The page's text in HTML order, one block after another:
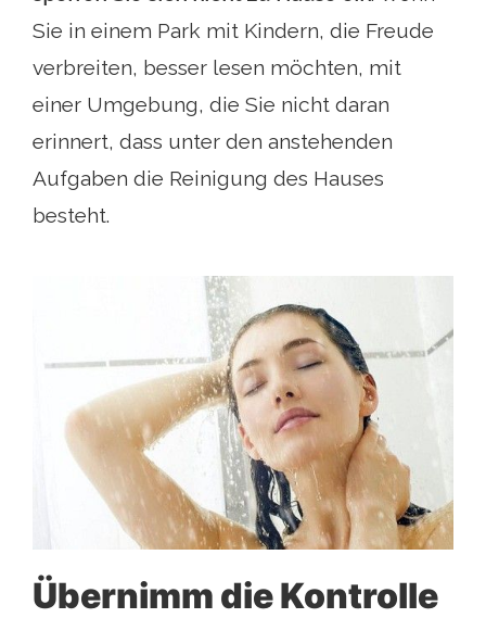
Sie in einem Park mit Kindern, die Freude
verbreiten, besser lesen möchten, mit
einer Umgebung, die Sie nicht daran
erinnert, dass unter den anstehenden
Aufgaben die Reinigung des Hauses
besteht.
Übernimm die Kontrolle